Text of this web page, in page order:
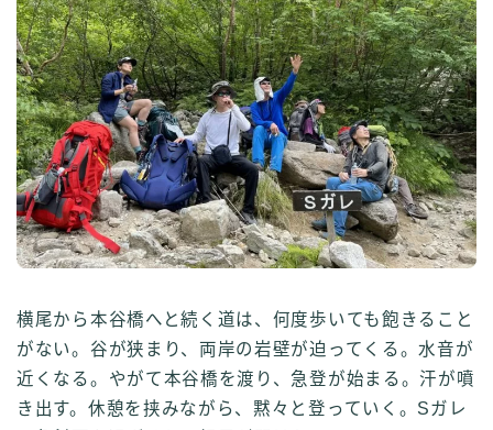
横尾から本谷橋へと続く道は、何度歩いても飽きること
がない。谷が狭まり、両岸の岩壁が迫ってくる。水音が
近くなる。やがて本谷橋を渡り、急登が始まる。汗が噴
き出す。休憩を挟みながら、黙々と登っていく。Sガレ